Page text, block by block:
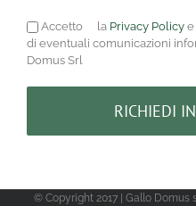
Accetto la Privacy Policy e
di eventuali comunicazioni
Domus Srl
© Copyright 2017 | Gallo Domus